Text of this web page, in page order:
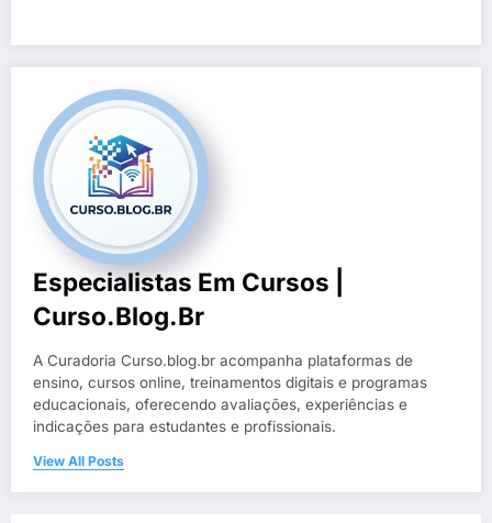
Especialistas Em Cursos |
Curso.blog.br
A Curadoria Curso.blog.br acompanha plataformas de
ensino, cursos online, treinamentos digitais e programas
educacionais, oferecendo avaliações, experiências e
indicações para estudantes e profissionais.
View All Posts